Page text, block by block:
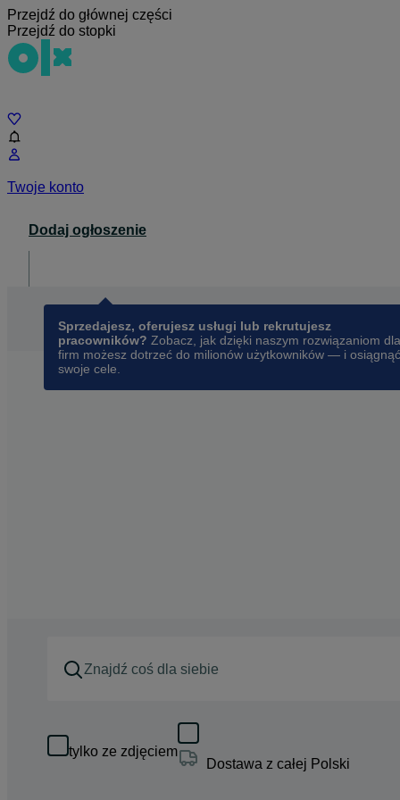
Przejdź do głównej części
Przejdź do stopki
Twoje konto
Dodaj ogłoszenie
Sprzedajesz, oferujesz usługi lub rekrutujesz
pracowników? Zobacz, jak dzięki naszym rozwiązaniom dla
firm możesz dotrzeć do milionów użytkowników — i osiągnąć
swoje cele.
tylko ze zdjęciem
Dostawa z całej Polski